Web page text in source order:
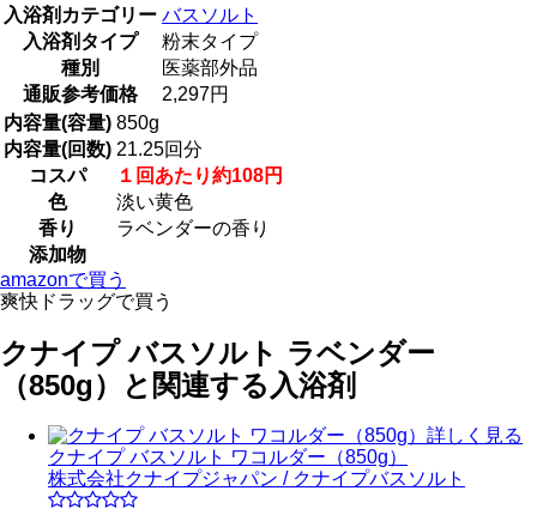
入浴剤カテゴリー バスソルト
入浴剤タイプ
粉末タイプ
種別
医薬部外品
通販参考価格
2,297円
内容量(容量) 850g
内容量(回数) 21.25回分
コスパ
１回あたり約108円
色
淡い黄色
香り
ラベンダーの香り
添加物
amazonで買う
爽快ドラッグで買う
クナイプ バスソルト ラベンダー
（850g）と関連する入浴剤
詳しく見る
クナイプ バスソルト ワコルダー（850g）
株式会社クナイプジャパン / クナイプバスソルト